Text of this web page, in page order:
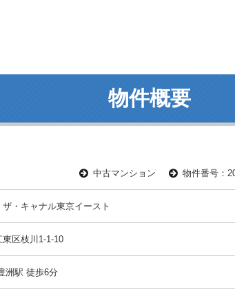
物件概要
中古マンション 物件番号：
ザ・キャナル東京イースト
東区枝川1-1-10
洲駅 徒歩6分